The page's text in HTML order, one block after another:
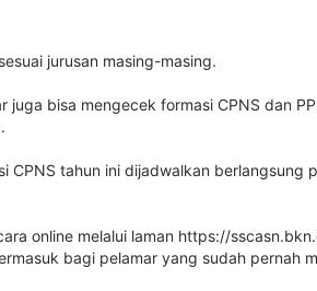
jurusan masing-masing.
juga bisa mengecek formasi CPNS dan
CPNS tahun ini dijadwalkan berlangsung
online melalui laman https://
bagi pelamar yang sudah pernah